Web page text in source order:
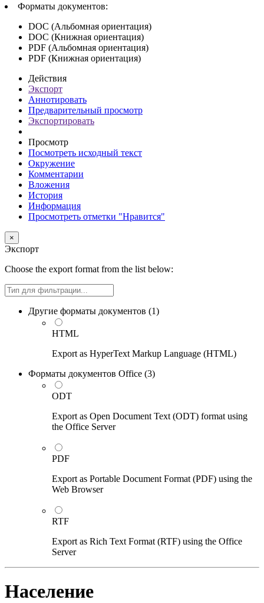
Форматы документов:
DOC (Альбомная ориентация)
DOC (Книжная ориентация)
PDF (Альбомная ориентация)
PDF (Книжная ориентация)
Действия
Экспорт
Аннотировать
Предварительный просмотр
Экспортировать
Просмотр
Посмотреть исходный текст
Окружение
Комментарии
Вложения
История
Информация
Просмотреть отметки "Нравится"
×
Экспорт
Choose the export format from the list below:
Filter
Другие форматы документов (1)
HTML
Export as HyperText Markup Language (HTML)
Форматы документов Office (3)
ODT
Export as Open Document Text (ODT) format using
the Office Server
PDF
Export as Portable Document Format (PDF) using the
Web Browser
RTF
Export as Rich Text Format (RTF) using the Office
Server
Население